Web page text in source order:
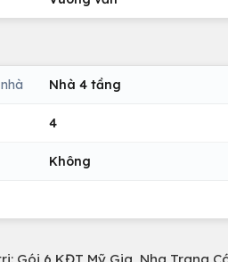
Nhà 4 tầng
4
Không